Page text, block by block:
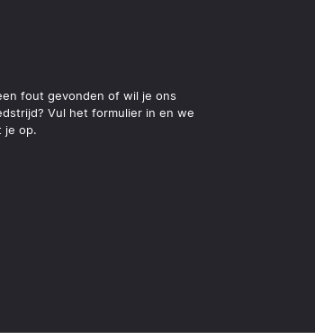
fout gevonden of wil je ons
Vul het formulier in en we
je op.